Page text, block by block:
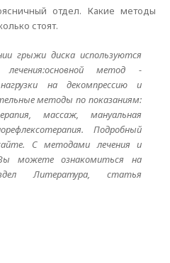
отдел. Какие методы
стоят.
грыжи диска используются
метод -
на декомпрессию и
методы по показаниям:
массаж, мануальная
Подробный
С методами лечения и
можете ознакомиться на
Литература, статья